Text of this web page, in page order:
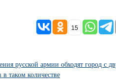
15
русской армии обходят город с
таком количестве